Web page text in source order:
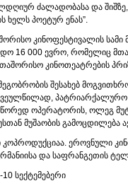
ძალადობასა და
ხელს პოეტურ ენას”.
კინოფესტივალის
16 000 ევრო, რომელიც
კინოთეატრების
შესახებ
პატრიარქალურო
ოპერატორის, ოლეგ
მუშაობის გამოცდილება
ეროვნული
და საფრანგეთის
სექტემებერი